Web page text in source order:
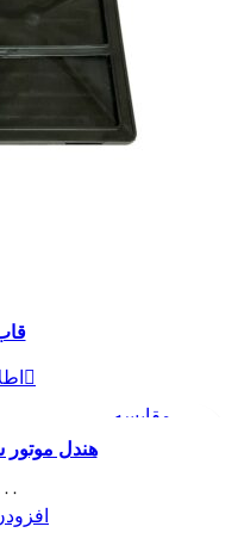
مقایسه
مشاهده سریعهندل موتور